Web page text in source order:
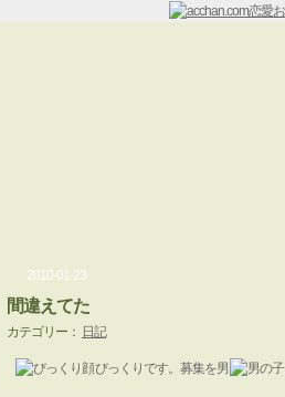
2010-01-23
間違えてた
カテゴリー： 日記
びっくりです。募集を男